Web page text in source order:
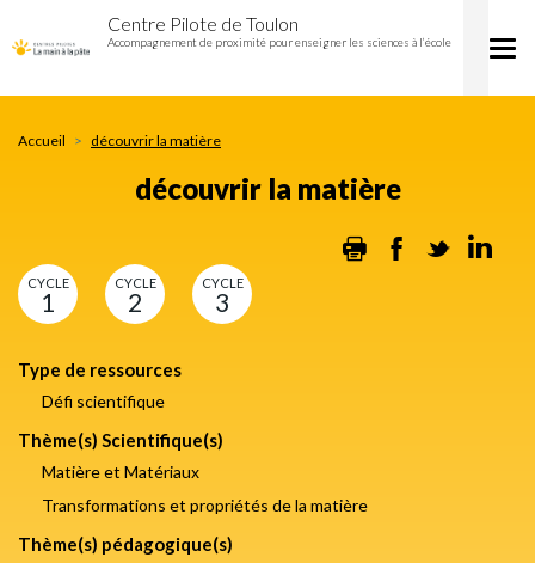
matière
au
contenu
Centre Pilote de Toulon
Accompagnement de proximité pour enseigner les sciences à l’école
Accueil découvrir la matière
découvrir la matière
Print Facebook
Twitter
CYCLE
1
CYCLE
2
CYCLE
3
Type de ressources
Défi scientifique
Thème(s) Scientifique(s)
Matière et Matériaux
Transformations et propriétés de la matière
Thème(s) pédagogique(s)